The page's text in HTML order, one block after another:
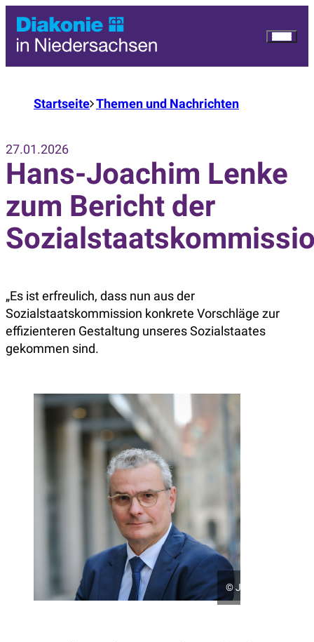
Startseite Themen und Nachrichten
27.01.2026
Hans-Joachim Lenke
zum Bericht der
„Es ist erfreulich, dass nun aus der
Sozialstaatskommission konkrete Vorschläge zur
effizienteren Gestaltung unseres Sozialstaates
gekommen sind.
©Jens Schulze /